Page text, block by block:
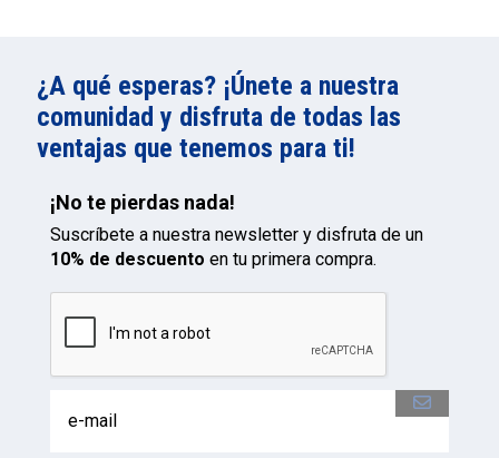
¿A qué esperas? ¡Únete a nuestra
comunidad y disfruta de todas las
ventajas que tenemos para ti!
¡No te pierdas nada!
Suscríbete a nuestra newsletter y disfruta de un
10% de descuento en tu primera compra.